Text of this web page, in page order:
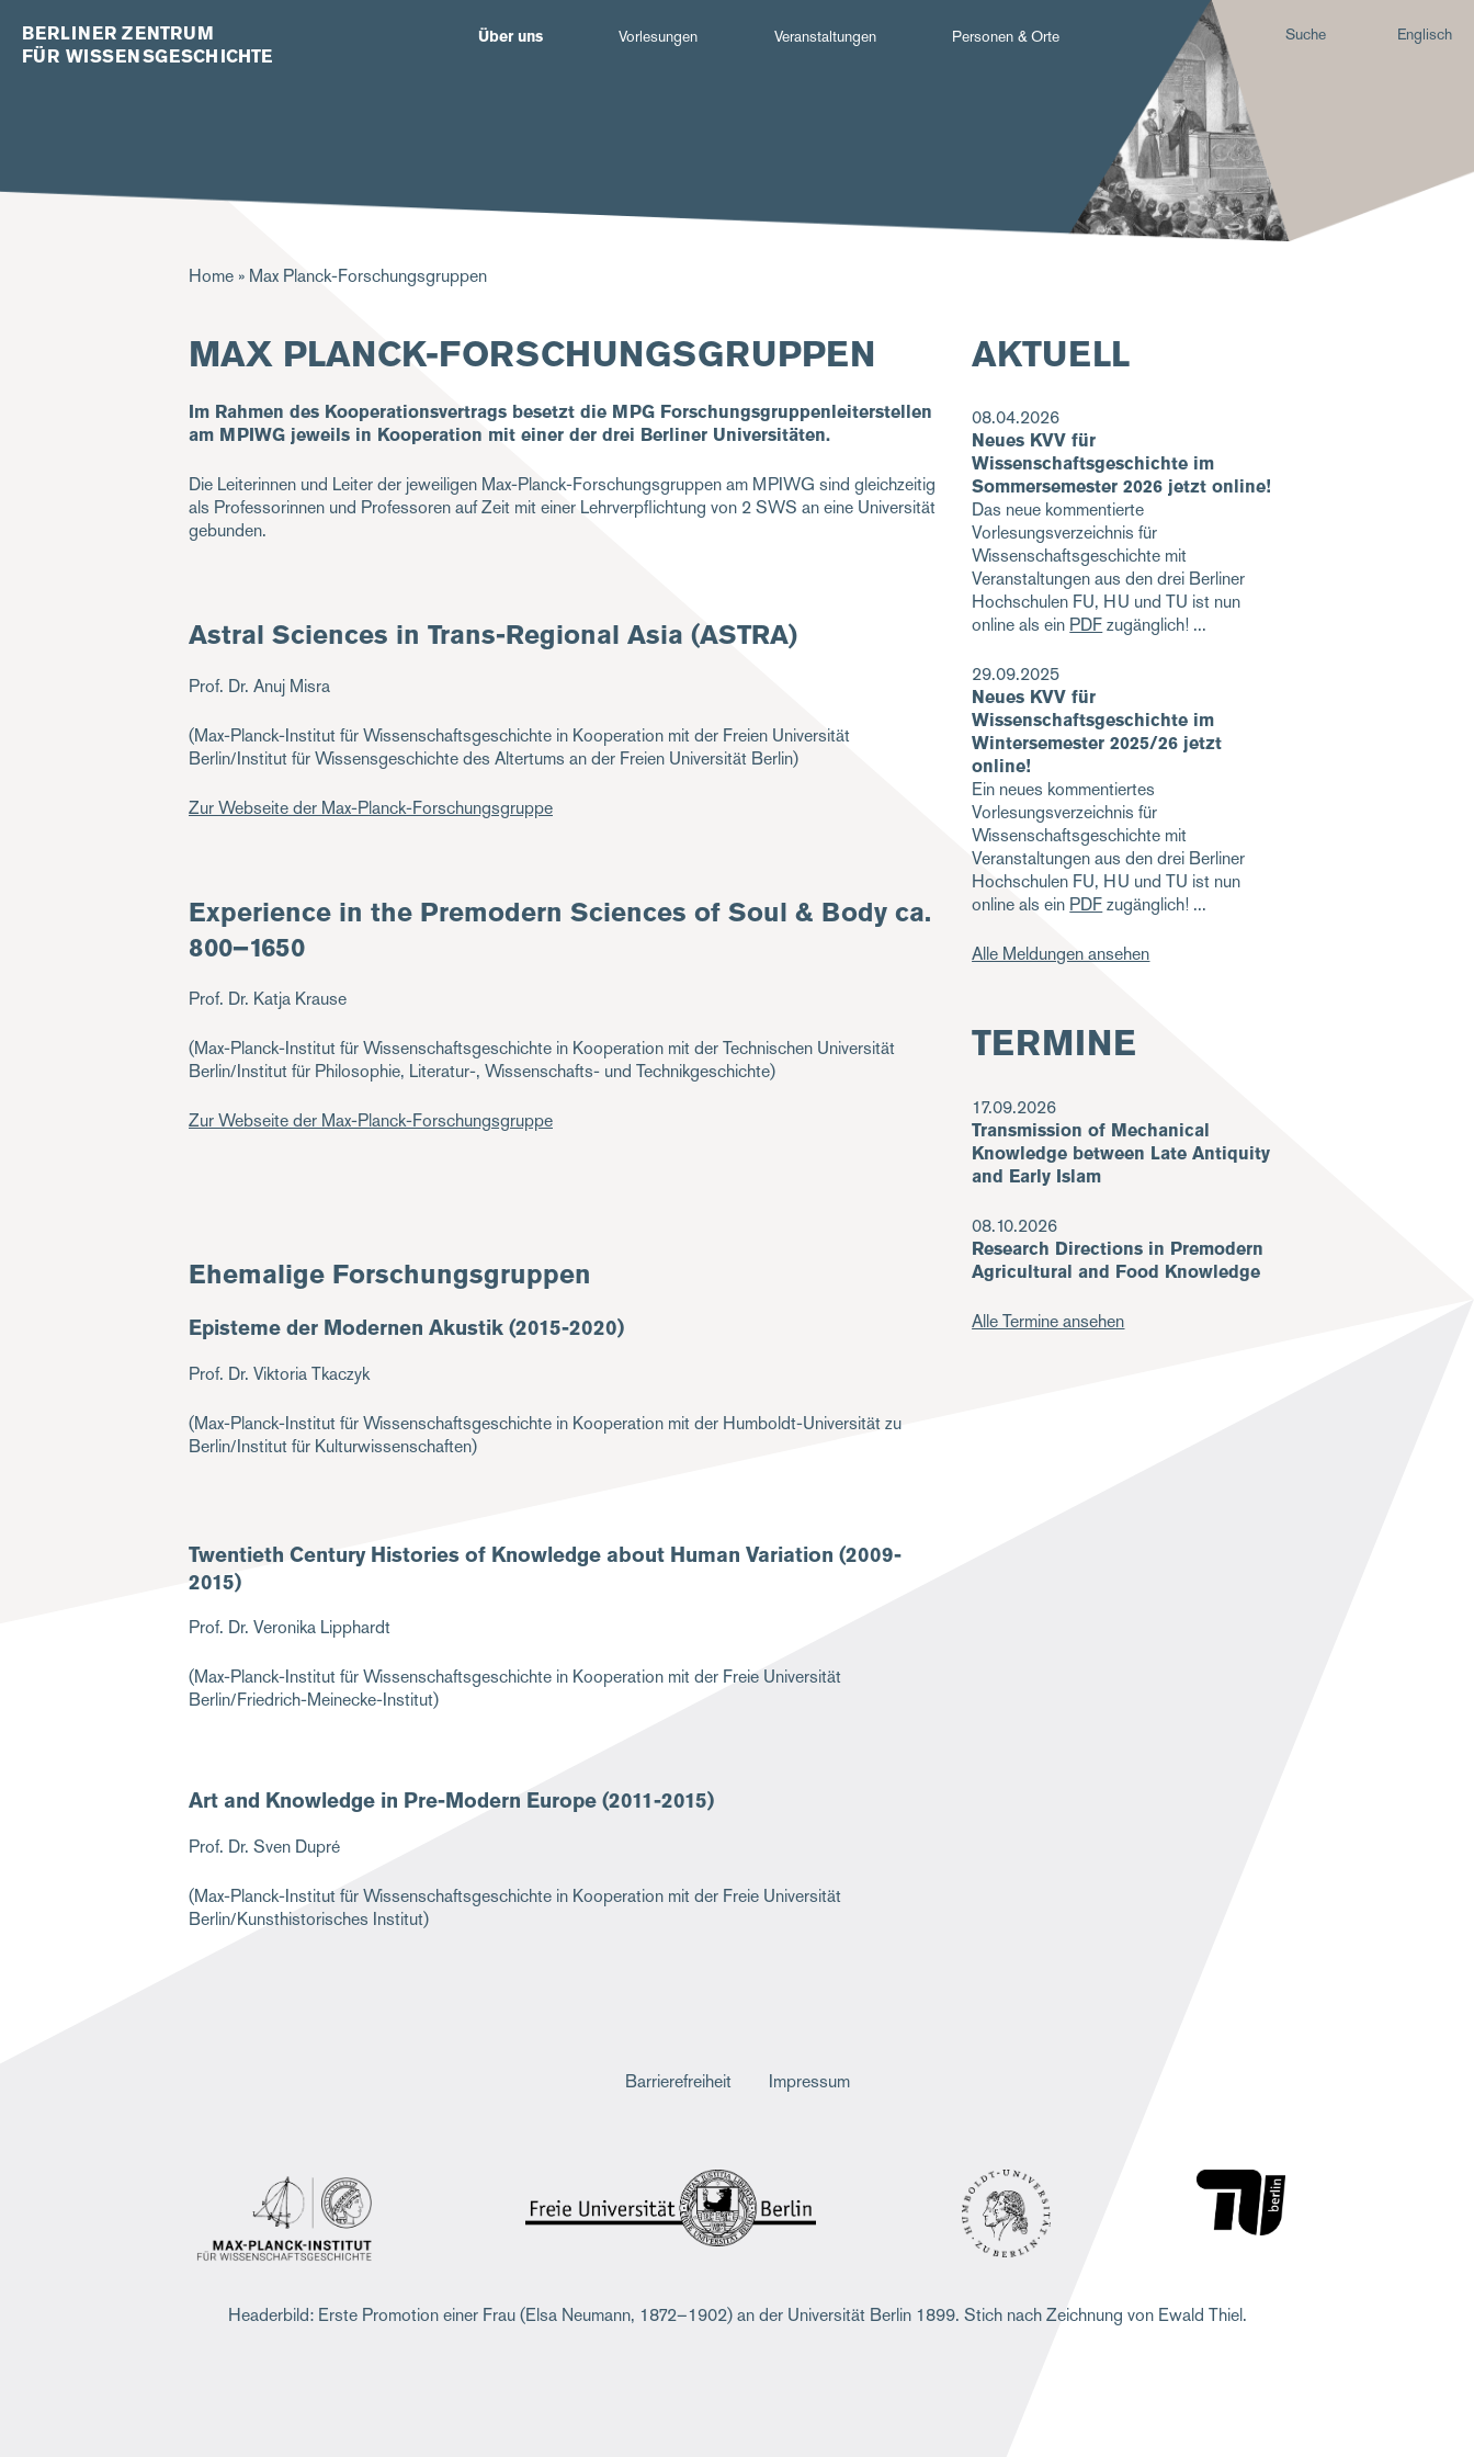
BERLINER ZENTRUM
FÜR WISSENSGESCHICHTE
Hauptnavigation
Über uns Vorlesungen Veranstaltungen Personen & Orte Suche Englisch
Pfadnavigation
Home Max Planck-Forschungsgruppen
MAX PLANCK-FORSCHUNGSGRUPPEN
Im Rahmen des Kooperationsvertrags besetzt die MPG Forschungsgruppenleiterstellen
am MPIWG jeweils in Kooperation mit einer der drei Berliner Universitäten.
Die Leiterinnen und Leiter der jeweiligen Max-Planck-Forschungsgruppen am MPIWG sind gleichzeitig
als Professorinnen und Professoren auf Zeit mit einer Lehrverpflichtung von 2 SWS an eine Universität
gebunden.
Astral Sciences in Trans-Regional Asia (ASTRA)
Prof. Dr. Anuj Misra
(Max-Planck-Institut für Wissenschaftsgeschichte in Kooperation mit der Freien Universität
Berlin/Institut für Wissensgeschichte des Altertums an der Freien Universität Berlin)
Zur Webseite der Max-Planck-Forschungsgruppe
Experience in the Premodern Sciences of Soul & Body ca.
800–1650
Prof. Dr. Katja Krause
(Max-Planck-Institut für Wissenschaftsgeschichte in Kooperation mit der Technischen Universität
Berlin/Institut für Philosophie, Literatur-, Wissenschafts- und Technikgeschichte)
Zur Webseite der Max-Planck-Forschungsgruppe
Ehemalige Forschungsgruppen
Episteme der Modernen Akustik (2015-2020)
Prof. Dr. Viktoria Tkaczyk
(Max-Planck-Institut für Wissenschaftsgeschichte in Kooperation mit der Humboldt-Universität zu
Berlin/Institut für Kulturwissenschaften)
Twentieth Century Histories of Knowledge about Human Variation (2009-
2015)
Prof. Dr. Veronika Lipphardt
(Max-Planck-Institut für Wissenschaftsgeschichte in Kooperation mit der Freie Universität
Berlin/Friedrich-Meinecke-Institut)
Art and Knowledge in Pre-Modern Europe (2011-2015)
Prof. Dr. Sven Dupré
(Max-Planck-Institut für Wissenschaftsgeschichte in Kooperation mit der Freie Universität
Berlin/Kunsthistorisches Institut)
AKTUELL
08.04.2026
Neues KVV für
Wissenschaftsgeschichte im
Sommersemester 2026 jetzt online!
Das neue kommentierte
Vorlesungsverzeichnis für
Wissenschaftsgeschichte mit
Veranstaltungen aus den drei Berliner
Hochschulen FU, HU und TU ist nun
online als ein PDFzugänglich!
29.09.2025
Neues KVV für
Wissenschaftsgeschichte im
Wintersemester 2025/26 jetzt
online!
Ein neues kommentiertes
Vorlesungsverzeichnis für
Wissenschaftsgeschichte mit
Veranstaltungen aus den drei Berliner
Hochschulen FU, HU und TU ist nun
online als ein PDFzugänglich!
Alle Meldungen ansehen
TERMINE
17.09.2026
Transmission of Mechanical
Knowledge between Late Antiquity
and Early Islam
08.10.2026
Research Directions in Premodern
Agricultural and Food Knowledge
Alle Termine ansehen
Fußzeile
Barrierefreiheit Impressum
Headerbild: Erste Promotion einer Frau (Elsa Neumann, 1872–1902) an der Universität Berlin 1899. Stich nach Zeichnung von Ewald Thiel.